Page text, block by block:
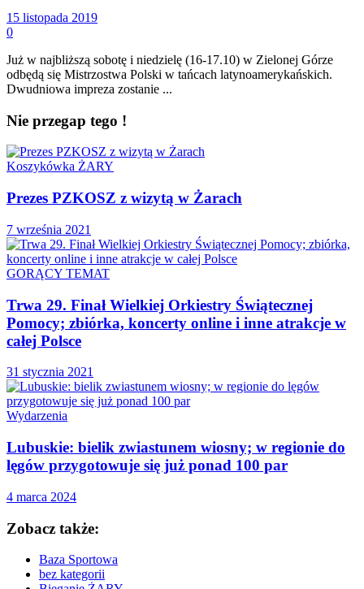
15 listopada 2019
0
Już w najbliższą sobotę i niedzielę (16-17.10) w Zielonej Górze
odbędą się Mistrzostwa Polski w tańcach latynoamerykańskich.
Dwudniowa impreza zostanie ...
Nie przegap tego !
Koszykówka ŻARY
Prezes PZKOSZ z wizytą w Żarach
7 września 2021
GORĄCY TEMAT
Trwa 29. Finał Wielkiej Orkiestry Świątecznej
Pomocy; zbiórka, koncerty online i inne atrakcje w
całej Polsce
31 stycznia 2021
Wydarzenia
Lubuskie: bielik zwiastunem wiosny; w regionie do
lęgów przygotowuje się już ponad 100 par
4 marca 2024
Zobacz także:
Baza Sportowa
bez kategorii